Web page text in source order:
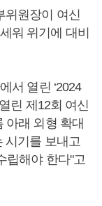
위원장이 여신
워 위기에 대비
서 열린 ‘2024
린 제12회 여신
아래 외형 확대
시기를 보내고
립해야 한다"고